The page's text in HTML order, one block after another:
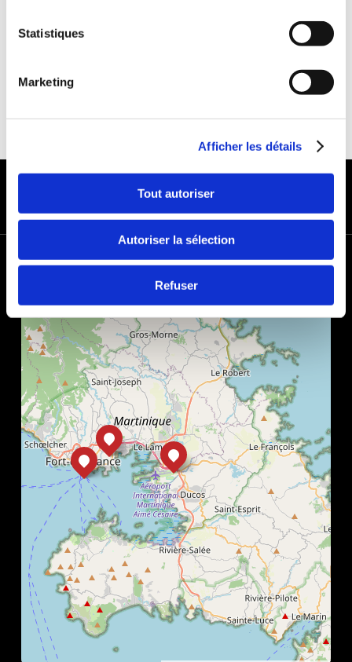
Statistiques
Marketing
Afficher les détails
Tout autoriser
Autoriser la sélection
Refuser
MODES DE PAIEMENT
+